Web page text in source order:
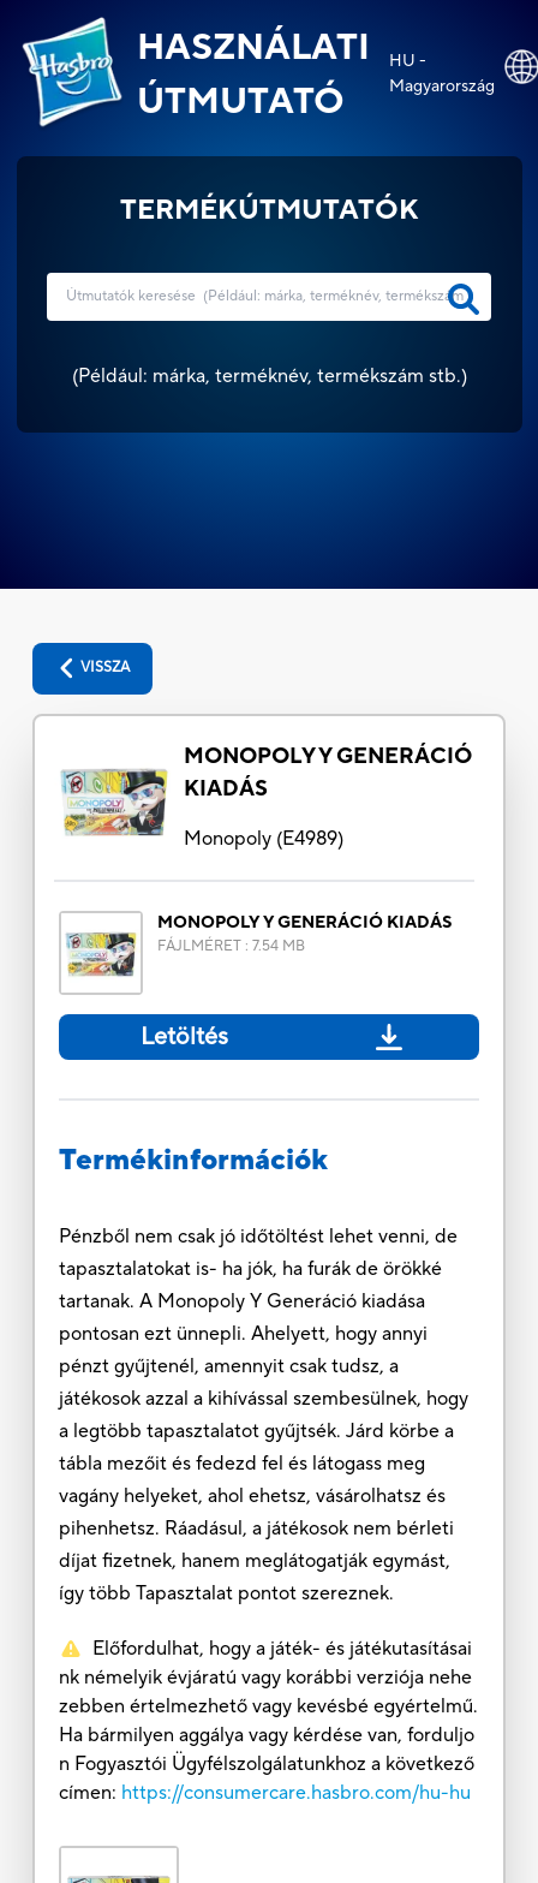
HASZNÁLATI
ÚTMUTATÓ
HU -
Magyarország
TERMÉKÚTMUTATÓK
(Például: márka, terméknév, termékszám stb.)
VISSZA
MONOPOLY Y GENERÁCIÓ
KIADÁS
Monopoly(E4989)
MONOPOLY Y GENERÁCIÓ KIADÁS
FÁJLMÉRET: 7.54 MB
Letöltés
Termékinformációk
Pénzből nem csak jó időtöltést lehet venni, de
tapasztalatokat is- ha jók, ha furák de örökké
tartanak. A Monopoly Y Generáció kiadása
pontosan ezt ünnepli. Ahelyett, hogy annyi
pénzt gyűjtenél, amennyit csak tudsz, a
játékosok azzal a kihívással szembesülnek, hogy
a legtöbb tapasztalatot gyűjtsék. Járd körbe a
tábla mezőit és fedezd fel és látogass meg
vagány helyeket, ahol ehetsz, vásárolhatsz és
pihenhetsz. Ráadásul, a játékosok nem bérleti
díjat fizetnek, hanem meglátogatják egymást,
így több Tapasztalat pontot szereznek.
Előfordulhat, hogy a játék- és játékutasításai
nk némelyik évjáratú vagy korábbi verziója nehe
zebben értelmezhető vagy kevésbé egyértelmű.
Ha bármilyen aggálya vagy kérdése van, forduljo
n Fogyasztói Ügyfélszolgálatunkhoz a következő
címen: https://consumercare.hasbro.com/hu-hu